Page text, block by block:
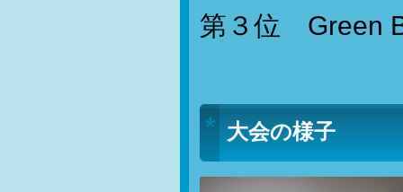
第３位 Green
大会の様子